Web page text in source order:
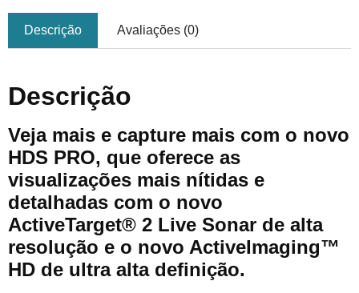
Descrição Avaliações (0)
Descrição
Veja mais e capture mais com o novo
HDS PRO, que oferece as
visualizações mais nítidas e
detalhadas com o novo
ActiveTarget® 2 Live Sonar de alta
resolução e o novo ActiveImaging™
HD de ultra alta definição.